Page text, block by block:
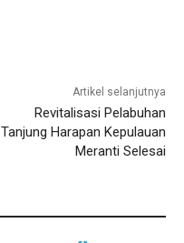
Artikel selanjutnya
Revitalisasi Pelabuhan
Tanjung Harapan Kepulauan
Meranti Selesai